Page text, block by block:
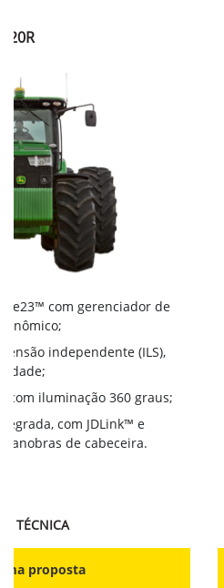
e23™ com gerenciador de
independente (ILS),
com iluminação 360 graus;
com JDLink™ e
de cabeceira.
TÉCNICA
proposta